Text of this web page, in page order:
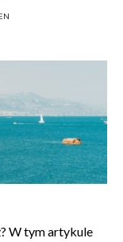
W tym artykule